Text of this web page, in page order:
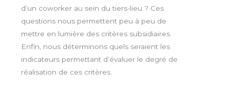
d’un coworker au sein du tiers­-lieu ? Ces
questions nous permettent peu à peu de
mettre en lumière des critères subsidiaires.
Enfin, nous déterminons quels seraient les
indicateurs permet­tant d’évaluer le degré de
réalisation de ces critères.